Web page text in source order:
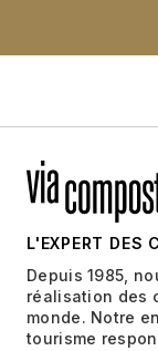
L'EXPERT DES
Depuis 1985,
réalisation des
monde. Notre
tourisme